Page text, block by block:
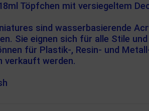
Töpfchen mit versiegeltem
sind wasserbasierende
Sie eignen sich für alle Stile
für Plastik-, Resin- und
verkauft werden.